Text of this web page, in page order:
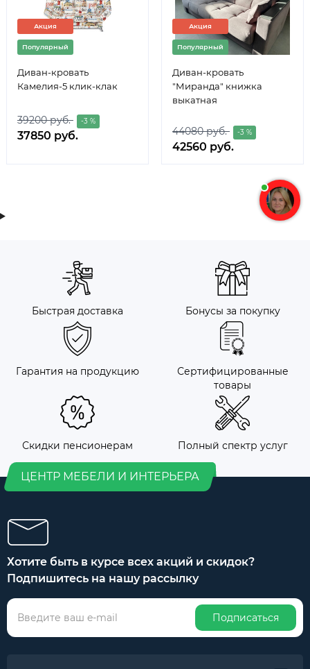
Акция
Популярный
Диван-кровать
Камелия-5 клик-клак
39200 руб. -3 %
37850 руб.
Акция
Популярный
Диван-кровать
"Миранда" книжка
выкатная
44080 руб. -3 %
42560 руб.
Быстрая доставка Бонусы за покупку
Гарантия на продукцию
Сертифицированные
товары
Скидки пенсионерам Полный спектр услуг
ЦЕНТР МЕБЕЛИ И ИНТЕРЬЕРА
Хотите быть в курсе всех акций и скидок?
Подпишитесь на нашу рассылку
Подписаться